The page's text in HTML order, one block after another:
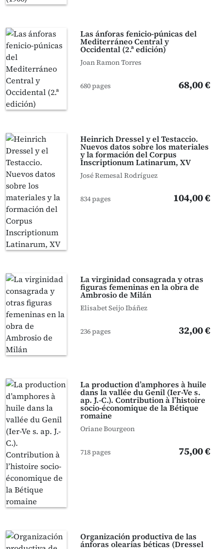
Las ánforas fenicio-púnicas del
Mediterráneo Central y
Occidental (2.ª edición)
Joan Ramon Torres
680 pages 68,00 €
Heinrich Dressel y el Testaccio.
Nuevos datos sobre los materiales
y la formación del Corpus
Inscriptionum Latinarum, XV
José Remesal Rodríguez
834 pages 104,00 €
La virginidad consagrada y otras
figuras femeninas en la obra de
Ambrosio de Milán
Elisabet Seijo Ibáñez
236 pages 32,00 €
La production d’amphores à huile
dans la vallée du Genil (Ier-Ve s.
ap. J.-C.). Contribution à l’histoire
socio-économique de la Bétique
romaine
Oriane Bourgeon
718 pages 75,00 €
Organización productiva de las
ánforas olearias béticas (Dressel